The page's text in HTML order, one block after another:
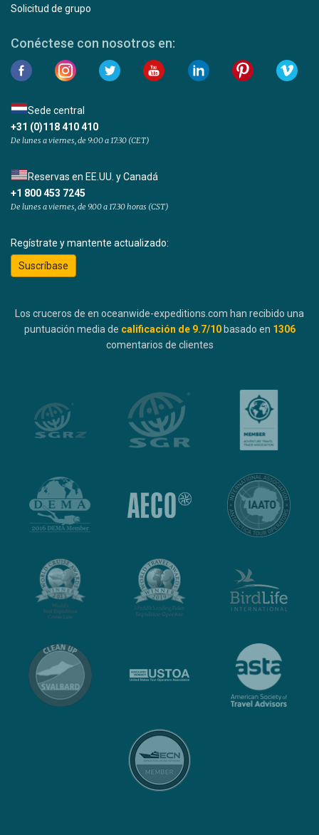
Solicitud de grupo
Conéctese con nosotros en:
Sede central
+31 (0)118 410 410
De lunes a viernes, de 9:00 a 17:30 (CET)
Reservas en EE.UU. y Canadá
+1 800 453 7245
De lunes a viernes, de 9.00 a 17.30 horas (CST)
Regístrate y mantente actualizado:
Suscríbase
Los cruceros de en oceanwide-expeditions.com han recibido una
puntuación media de calificación de 9.7/10 basado en 1306
comentarios de clientes